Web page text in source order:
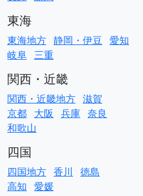
東海
東海地方 静岡・伊豆 愛知
岐阜 三重
関西・近畿
関西・近畿地方 滋賀
京都 大阪 兵庫 奈良
和歌山
四国
四国地方 香川
徳島
高知 愛媛